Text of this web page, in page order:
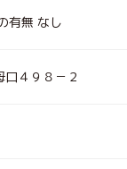
有無 なし
４９８－２